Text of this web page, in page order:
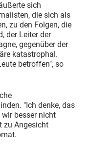
sich
die sich als
zu den Folgen, die
der Leiter der
gegenüber der
katastrophal.
betroffen", so
"Ich denke, das
besser nicht
zu Angesicht